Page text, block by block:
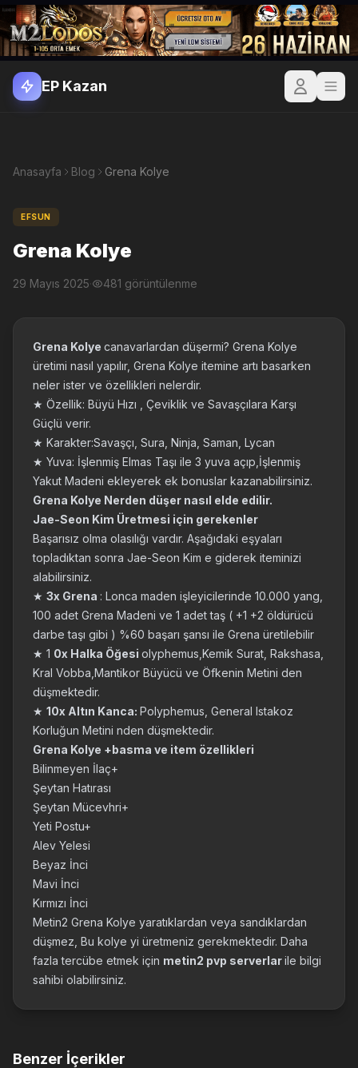
EP Kazan
Anasayfa Blog Grena Kolye
EFSUN
Grena Kolye
29 Mayıs 2025· 481 görüntülenme
Grena Kolye canavarlardan düşermi? Grena Kolye
üretimi nasıl yapılır, Grena Kolye itemine artı basarken
neler ister ve özellikleri nelerdir.
★ Özellik: Büyü Hızı , Çeviklik ve Savaşçılara Karşı
Güçlü verir.
★ Karakter:Savaşçı, Sura, Ninja, Saman, Lycan
★ Yuva: İşlenmiş Elmas Taşı ile 3 yuva açıp,İşlenmiş
Yakut Madeni ekleyerek ek bonuslar kazanabilirsiniz.
Grena Kolye Nerden düşer nasıl elde edilir.
Jae-Seon Kim Üretmesi için gerekenler
Başarısız olma olasılığı vardır. Aşağıdaki eşyaları
topladıktan sonra Jae-Seon Kim e giderek iteminizi
alabilirsiniz.
★ 3x Grena : Lonca maden işleyicilerinde 10.000 yang,
100 adet Grena Madeni ve 1 adet taş ( +1 +2 öldürücü
darbe taşı gibi ) %60 başarı şansı ile Grena üretilebilir
★ 1 0x Halka Öğesi olyphemus,Kemik Surat, Rakshasa,
Kral Vobba,Mantikor Büyücü ve Öfkenin Metini den
düşmektedir.
★ 10x Altın Kanca: Polyphemus, General Istakoz
Korluğun Metini nden düşmektedir.
Grena Kolye +basma ve item özellikleri
Bilinmeyen İlaç+
Şeytan Hatırası
Şeytan Mücevhri+
Yeti Postu+
Alev Yelesi
Beyaz İnci
Mavi İnci
Kırmızı İnci
Metin2 Grena Kolye yaratıklardan veya sandıklardan
düşmez, Bu kolye yi üretmeniz gerekmektedir. Daha
fazla tercübe etmek için metin2 pvp serverlarile bilgi
sahibi olabilirsiniz.
Benzer İçerikler